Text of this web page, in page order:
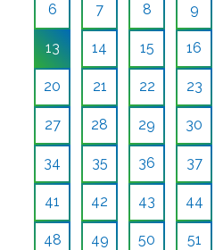
6 7 8 9
13 14 15 16
20 21 22 23
27 28 29 30
34 35 36 37
41 42 43 44
48 49 50 51